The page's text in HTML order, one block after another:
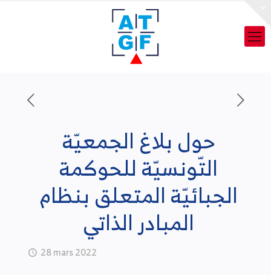
‬الجبائيّة المتعلق بنظام
المبادر الذاتي
28 mars 2022